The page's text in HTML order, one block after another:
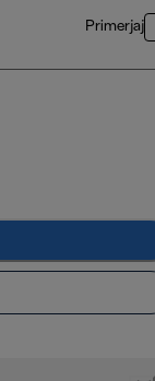
Primerjaj